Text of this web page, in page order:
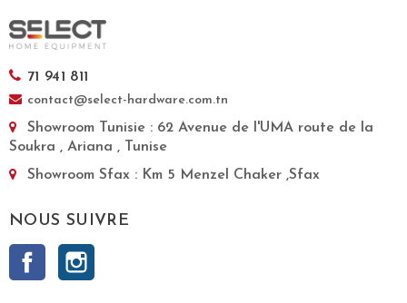
71 941 811
contact@select-hardware.com.tn
Showroom Tunisie : 62 Avenue de l'UMA route de la
Soukra , Ariana , Tunise
Showroom Sfax : Km 5 Menzel Chaker ,Sfax
NOUS SUIVRE
Facebook